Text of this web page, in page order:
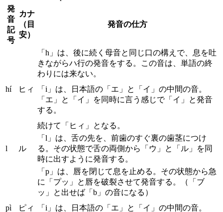
発
音
記
号
カナ
（目
安）
発音の仕方
hí ヒィ
「h」は、後に続く母音と同じ口の構えで、息を吐
きながらハ行の発音をする。この音は、単語の終
わりには来ない。
「i」は、日本語の「エ」と「イ」の中間の音。
「エ」と「イ」を同時に言う感じで「イ」と発音
する。
続けて「ヒィ」となる。
l ル
「l」は、舌の先を、前歯のすぐ裏の歯茎につけ
る。その状態で舌の両側から「ウ」と「ル」を同
時に出すように発音する。
pì ピィ
「p」は、唇を閉じて息を止める。その状態から急
に「プッ」と唇を破裂させて発音する。（「ブ
ッ」と出せば「b」の音になる）
「i」は、日本語の「エ」と「イ」の中間の音。